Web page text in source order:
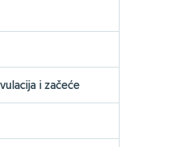
i začeće